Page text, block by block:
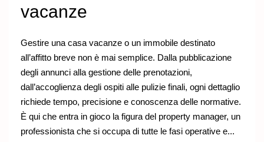
vacanze
Gestire una casa vacanze o un immobile destinato
all’affitto breve non è mai semplice. Dalla pubblicazione
degli annunci alla gestione delle prenotazioni,
dall’accoglienza degli ospiti alle pulizie finali, ogni dettaglio
richiede tempo, precisione e conoscenza delle normative.
È qui che entra in gioco la figura del property manager, un
professionista che si occupa di tutte le fasi operative e...